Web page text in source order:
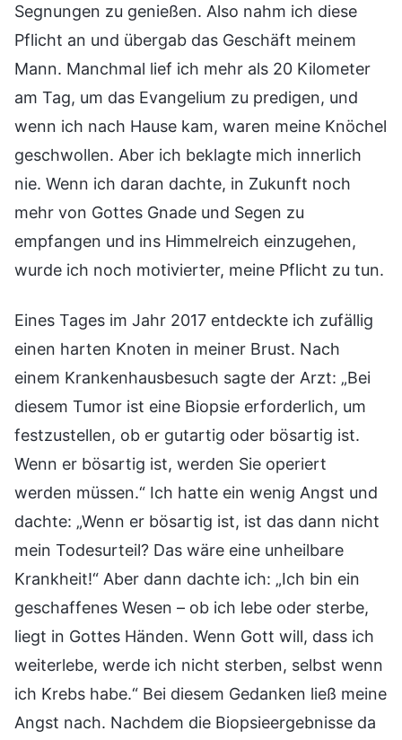
Segnungen zu genießen. Also nahm ich diese
Pflicht an und übergab das Geschäft meinem
Mann. Manchmal lief ich mehr als 20 Kilometer
am Tag, um das Evangelium zu predigen, und
wenn ich nach Hause kam, waren meine Knöchel
geschwollen. Aber ich beklagte mich innerlich
nie. Wenn ich daran dachte, in Zukunft noch
mehr von Gottes Gnade und Segen zu
empfangen und ins Himmelreich einzugehen,
wurde ich noch motivierter, meine Pflicht zu tun.
Eines Tages im Jahr 2017 entdeckte ich zufällig
einen harten Knoten in meiner Brust. Nach
einem Krankenhausbesuch sagte der Arzt: „Bei
diesem Tumor ist eine Biopsie erforderlich, um
festzustellen, ob er gutartig oder bösartig ist.
Wenn er bösartig ist, werden Sie operiert
werden müssen.“ Ich hatte ein wenig Angst und
dachte: „Wenn er bösartig ist, ist das dann nicht
mein Todesurteil? Das wäre eine unheilbare
Krankheit!“ Aber dann dachte ich: „Ich bin ein
geschaffenes Wesen – ob ich lebe oder sterbe,
liegt in Gottes Händen. Wenn Gott will, dass ich
weiterlebe, werde ich nicht sterben, selbst wenn
ich Krebs habe.“ Bei diesem Gedanken ließ meine
Angst nach. Nachdem die Biopsieergebnisse da